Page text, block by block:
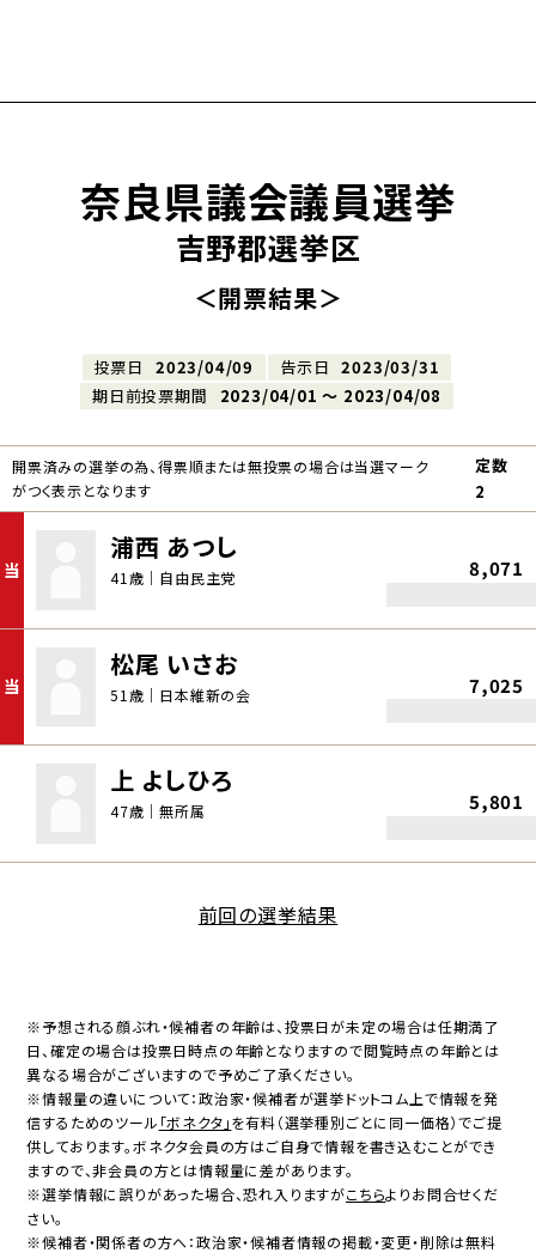
奈良県議会議員選挙
吉野郡選挙区
＜開票結果＞
投票日 2023/04/09 告示日
2023/03/31
期日前投票期間
2023/04/01 〜 2023/04/08
開票済みの選挙の為、得票順または無投票の場合は当選マーク
がつく表示となります
定数
2
当
浦西 あつし
41歳｜自由民主党 8,071
当
松尾 いさお
51歳｜日本維新の会 7,025
上 よしひろ
47歳｜無所属 5,801
前回の選挙結果
※予想される顔ぶれ・候補者の年齢は、投票日が未定の場合は任期満了
日、確定の場合は投票日時点の年齢となりますので閲覧時点の年齢とは
異なる場合がございますので予めご了承ください。
※情報量の違いについて：政治家・候補者が選挙ドットコム上で情報を発
信するためのツール 「ボネクタ」を有料（選挙種別ごとに同一価格）でご提
供しております。ボネクタ会員の方はご自身で情報を書き込むことができ
ますので、非会員の方とは情報量に差があります。
※選挙情報に誤りがあった場合、恐れ入りますがこちらよりお問合せくだ
さい。
※候補者・関係者の方へ：政治家・候補者情報の掲載・変更・削除は無料